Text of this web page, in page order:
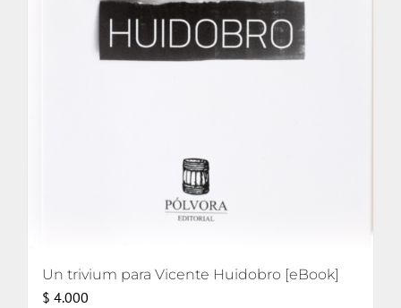
Un trivium para Vicente Huidobro [eBook]
$ 4.000